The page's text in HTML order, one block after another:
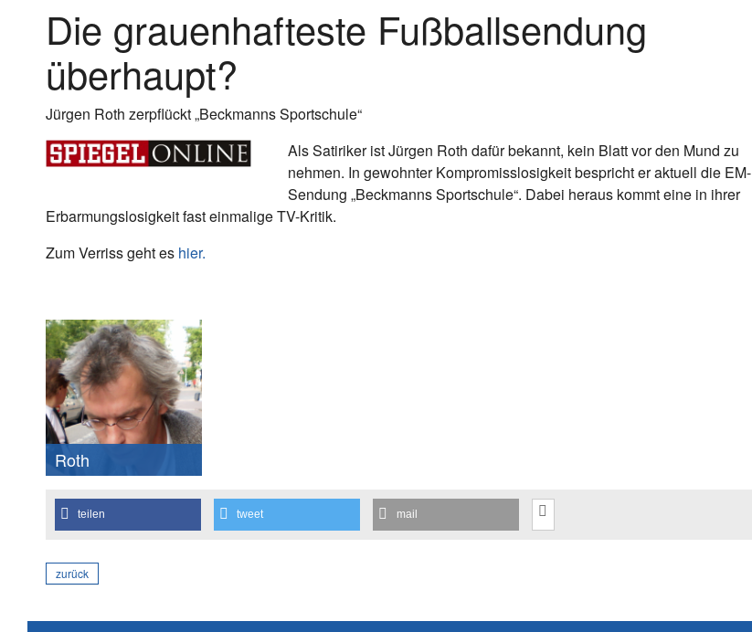
Die grauenhafteste Fußballsendung
überhaupt?
Jürgen Roth zerpflückt „Beckmanns Sportschule“
Als Satiriker ist Jürgen Roth dafür bekannt, kein Blatt vor den Mund zu
nehmen. In gewohnter Kompromisslosigkeit bespricht er aktuell die EM-
Sendung „Beckmanns Sportschule“. Dabei heraus kommt eine in ihrer
Erbarmungslosigkeit fast einmalige TV-Kritik.
Zum Verriss geht es hier.
Roth
Dr.
teilen tweet mail
zurück